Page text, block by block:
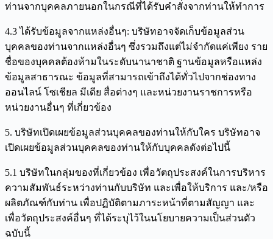
ท่านจากบุคคลภายนอกในกรณีที่ได้รับคำสั่งจากท่านให้ทำการ
4.3 ได้รับข้อมูลจากแหล่งอื่นๆ: บริษัทอาจจัดเก็บข้อมูลส่วน
บุคคลของท่านจากแหล่งอื่นๆ ซึ่งรวมถึงแต่ไม่จำกัดแค่เพียง ราย
ชื่อของบุคคลต้องห้ามในระดับนานาชาติ ฐานข้อมูลหรือแหล่ง
ข้อมูลสาธารณะ ข้อมูลที่สามารถเข้าถึงได้ทั่วไปจากช่องทาง
ออนไลน์ โซเชียล มีเดีย สื่อต่างๆ และหน่วยงานราชการหรือ
หน่วยงานอื่นๆ ที่เกี่ยวข้อง
5. บริษัทเปิดเผยข้อมูลส่วนบุคคลของท่านให้กับใคร บริษัทอาจ
เปิดเผยข้อมูลส่วนบุคคลของท่านให้กับบุคคลดังต่อไปนี้
5.1 บริษัทในกลุ่มของที่เกี่ยวข้อง เพื่อวัตถุประสงค์ในการบริหาร
ความสัมพันธ์ระหว่างท่านกับบริษัท และเพื่อให้บริการ และ/หรือ
ผลิตภัณฑ์กับท่าน เพื่อปฏิบัติตามภาระหน้าที่ตามสัญญา และ
เพื่อวัตถุประสงค์อื่นๆ ที่ได้ระบุไว้ในนโยบายความเป็นส่วนตัว
ฉบับนี้